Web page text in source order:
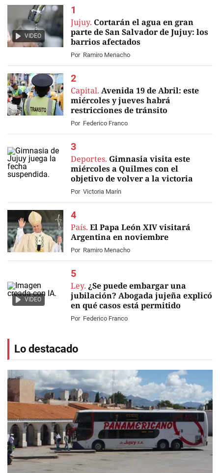
VIDEO
Jujuy. Cortarán el agua en gran
parte de San Salvador de Jujuy: los
barrios afectados
Por Ramiro Menacho
Capital. Avenida 19 de Abril: este
miércoles y jueves habrá
restricciones de tránsito
Por Federico Franco
Deportes. Gimnasia visita este
miércoles a Quilmes con el
objetivo de volver a la victoria
Por Victoria Marín
País. El Papa León XIV visitará
Argentina en noviembre
Por Ramiro Menacho
VIDEO
Ley. ¿Se puede embargar una
jubilación? Abogada jujeña explicó
en qué casos está permitido
Por Federico Franco
Lo destacado